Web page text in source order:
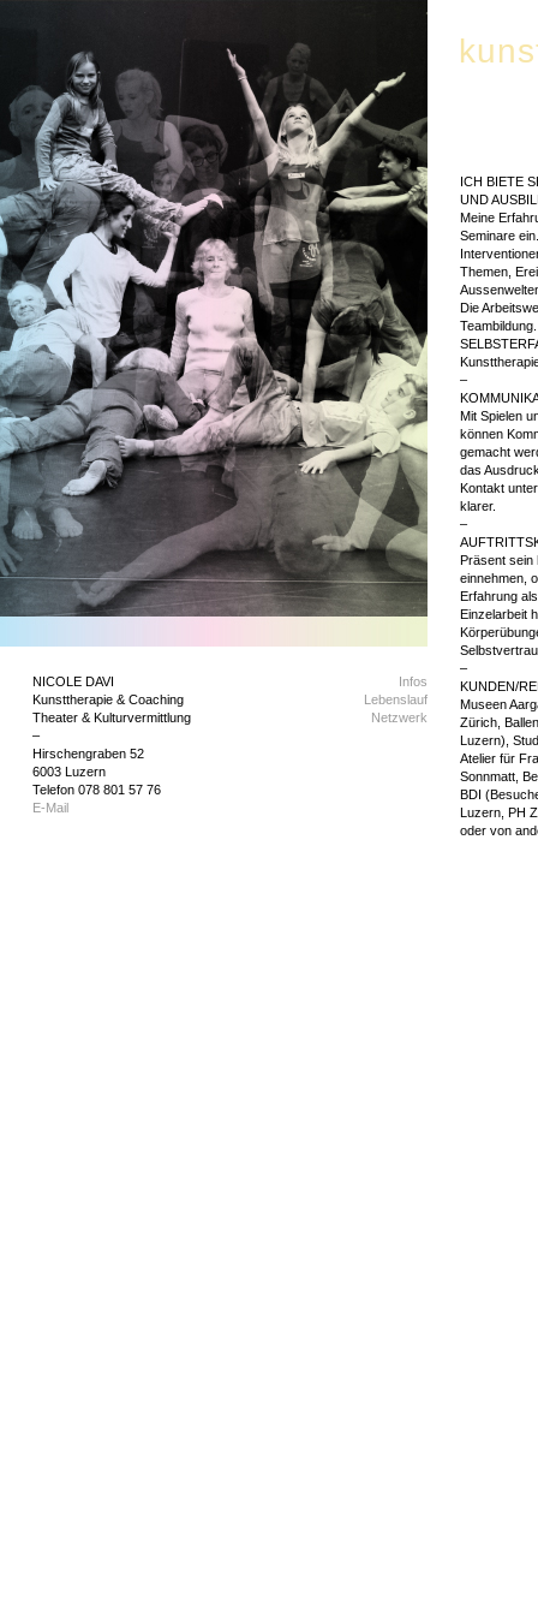
Infos
Lebenslauf
Netzwerk
NICOLE DAVI
Kunsttherapie & Coaching
Theater & Kulturvermittlung
–
Hirschengraben 52
6003 Luzern
Telefon 078 801 57 76
E-Mail
ICH BIETE
UND
Meine
Seminare
Themen,
Die
–
Mit Spielen
können
gemacht
das
Kontakt
klarer.
–
Präsent sein
einnehmen,
Erfahrung
Einzelarbeit
–
KUNDEN/
Museen
Zürich,
Luzern),
Atelier für
Sonnmatt,
BDI
Luzern, PH
oder von